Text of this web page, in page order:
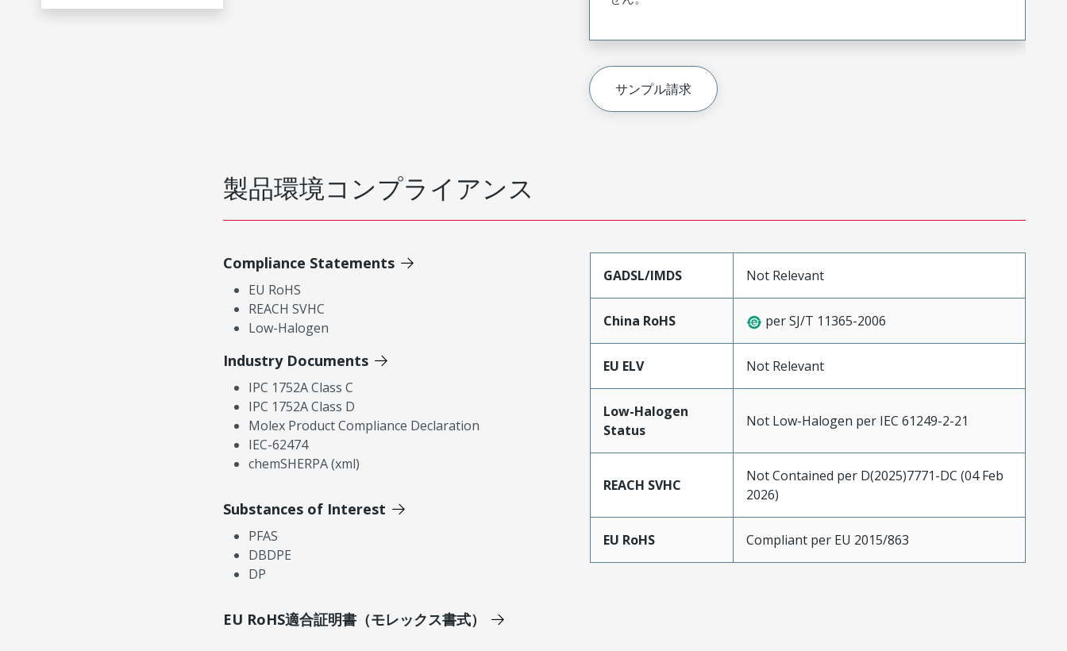
サンプル請求
製品環境コンプライアンス
Compliance Statements
EU RoHS
REACH SVHC
Low-Halogen
Industry Documents
IPC 1752A Class C
IPC 1752A Class D
Molex Product Compliance Declaration
IEC-62474
chemSHERPA (xml)
Substances of Interest
PFAS
DBDPE
DP
EU RoHS適合証明書（モレックス書式）
GADSL/IMDS Not Relevant
China RoHS per SJ/T 11365-2006
EU ELV Not Relevant
Low-Halogen
Status
Not Low-Halogen per IEC 61249-2-21
REACH SVHC
Not Contained per D(2025)7771-DC (04 Feb
2026)
EU RoHS Compliant per EU 2015/863